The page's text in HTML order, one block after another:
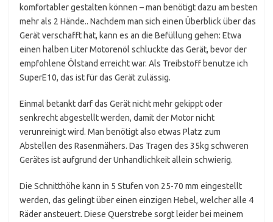
komfortabler gestalten können – man benötigt dazu am besten
mehr als 2 Hände.. Nachdem man sich einen Überblick über das
Gerät verschafft hat, kann es an die Befüllung gehen: Etwa
einen halben Liter Motorenöl schluckte das Gerät, bevor der
empfohlene Ölstand erreicht war. Als Treibstoff benutze ich
SuperE10, das ist für das Gerät zulässig.
Einmal betankt darf das Gerät nicht mehr gekippt oder
senkrecht abgestellt werden, damit der Motor nicht
verunreinigt wird. Man benötigt also etwas Platz zum
Abstellen des Rasenmähers. Das Tragen des 35kg schweren
Gerätes ist aufgrund der Unhandlichkeit allein schwierig.
Die Schnitthöhe kann in 5 Stufen von 25-70 mm eingestellt
werden, das gelingt über einen einzigen Hebel, welcher alle 4
Räder ansteuert. Diese Querstrebe sorgt leider bei meinem